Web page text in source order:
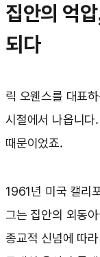
집안의 억
되다
릭 오웬스를 대표
시절에서 나옵니
때문이었죠.
1961년 미국 캘리
그는 집안의 외동
종교적 신념에 따